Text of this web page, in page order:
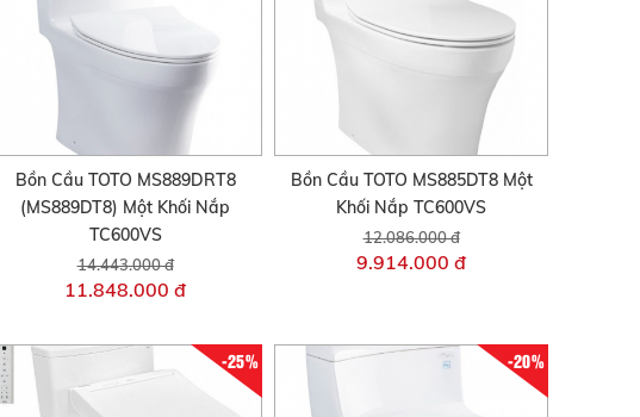
Bồn Cầu TOTO MS889DRT8
(MS889DT8) Một Khối Nắp
TC600VS
14.443.000 đ
11.848.000 đ
Bồn Cầu TOTO MS885DT8 Một
Khối Nắp TC600VS
12.086.000 đ
9.914.000 đ
-25% -20%